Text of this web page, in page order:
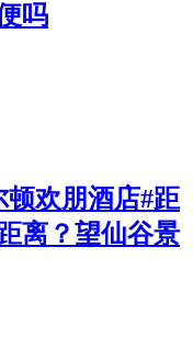
吗
顿欢朋酒店#距
离？望仙谷景